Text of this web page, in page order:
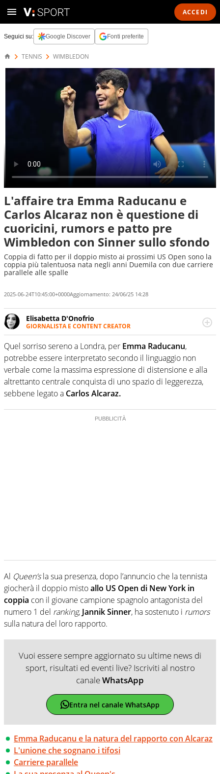
ACCEDI
Seguici su: Google Discover Fonti preferite
TENNIS WIMBLEDON
L'affaire tra Emma Raducanu e
Carlos Alcaraz non è questione di
cuoricini, rumors e patto pre
Wimbledon con Sinner sullo sfondo
Coppia di fatto per il doppio misto ai prossimi US Open sono la
coppia più talentuosa nata negli anni Duemila con due carriere
parallele alle spalle
2025-06-24T10:45:00+0000Aggiornamento: 24/06/25 14:28
Elisabetta D'Onofrio
GIORNALISTA E CONTENT CREATOR
Giornalista professionista dal 2007, scrive per curiosità
personale e necessità: soprattutto di calcio, di sport e dei
suoi protagonisti, concedendosi innocenti evasioni
nell'ambito della creazione di format. Un tempo ala
destra, oggi si sente a suo agio nel ruolo di libero. Cura
una classifica riservata dei migliori 5 calciatori di sempre.
Quel sorriso sereno a Londra, per Emma Raducanu,
potrebbe essere interpretato secondo il linguaggio non
verbale come la massima espressione di distensione e alla
altrettanto centrale conquista di uno spazio di leggerezza,
sebbene legato a Carlos Alcaraz.
Al Queen’sla sua presenza, dopo l’annuncio che la tennista
giocherà il doppio mistoallo US Open di New York in
coppia con il giovane campione spagnolo antagonista del
numero 1 del ranking, Jannik Sinner, ha sostenuto i rumors
sulla natura del loro rapporto.
Vuoi essere sempre aggiornato su ultime news di
sport, risultati ed eventi live? Iscriviti al nostro
canaleWhatsApp
Entra nel canale WhatsApp
Emma Raducanu e la natura del rapporto con Alcaraz
L'unione che sognano i tifosi
Carriere parallele